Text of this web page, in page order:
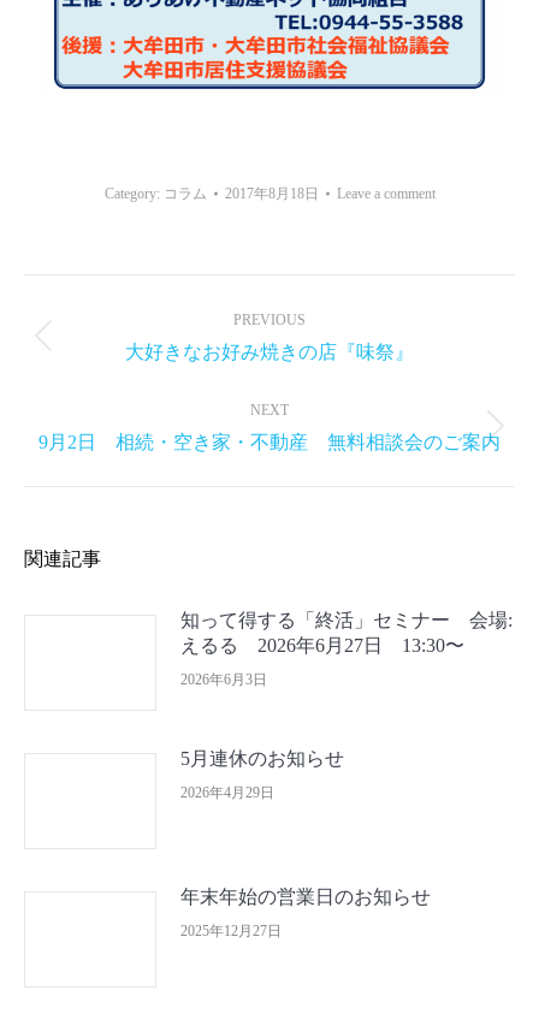
Category: コラム 2017年8月18日 Leave a comment
PREVIOUS
Previous
post:
大好きなお好み焼きの店『味祭』
NEXT
Next
post:
9月2日 相続・空き家・不動産 無料相談会のご案内
関連記事
知って得する「終活」セミナー 会場:
えるる 2026年6月27日 13:30〜
2026年6月3日
5月連休のお知らせ
2026年4月29日
年末年始の営業日のお知らせ
2025年12月27日